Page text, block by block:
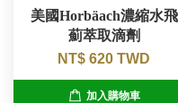
美國Horbäach濃縮水飛
薊萃取滴劑
NT$ 620 TWD
加入購物車